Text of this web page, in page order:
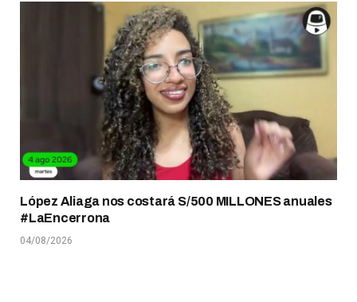
López Aliaga nos costará S/500 MILLONES anuales
#LaEncerrona
04/08/2026